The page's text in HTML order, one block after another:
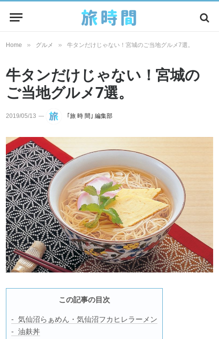
Home » グルメ » 牛タンだけじゃない！宮城のご当地グルメ7選。
牛タンだけじゃない！宮城の
ご当地グルメ7選。
2019/05/13 ｢旅 時 間｣ 編集部
この記事の目次
気仙沼らぁめん・気仙沼フカヒレラーメン
油麸丼